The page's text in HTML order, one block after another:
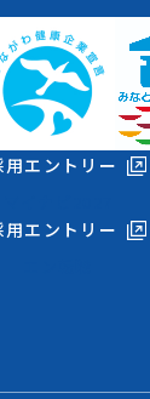
用エントリー
用エントリー